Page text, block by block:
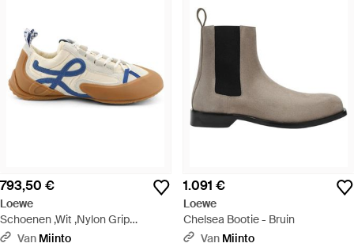
793,50 €
Loewe
Schoenen ,Wit ,Nylon Grip
Sneaker - Blauw
Van Miinto
1.091 €
Loewe
Chelsea Bootie - Bruin
Van Miinto